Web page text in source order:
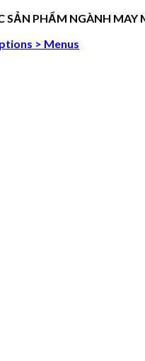
SẢN PHẨM NGÀNH MAY
> Menus